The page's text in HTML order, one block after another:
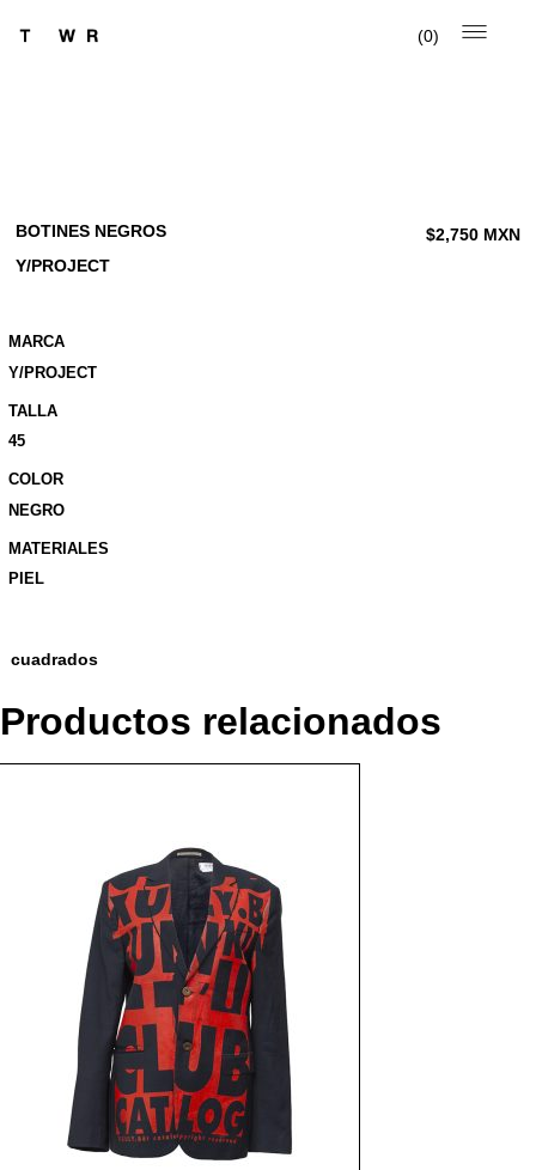
0
BOTINES NEGROS
Y/PROJECT
$2,750MXN
MARCA
Y/PROJECT
TALLA
45
COLOR
NEGRO
MATERIALES
PIEL
cuadrados
Productos relacionados